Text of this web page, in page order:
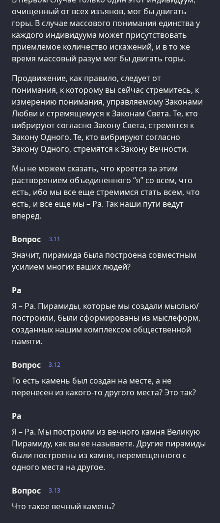
очищенный от всех изъянов, мог бы двигать
горы. В случае массового понимания единства у
каждого индивидуума может присутствовать
приемлемое количество искажений, и в то же
время массовый разум мог бы двигать горы.
Продвижение, как правило, следует от
понимания, к которому вы сейчас стремитесь, к
измерению понимания, управляемому Законами
Любви и стремящемуся к Законам Света. Те, кто
вибрируют согласно Закону Света, стремятся к
Закону Одного. Те, кто вибрируют согласно
Закону Одного, стремятся к Закону Вечности.
Мы не можем сказать, что кроется за этим
растворением объединенного “я” со всем, что
есть, ибо мы все еще стремимся стать всем, что
есть, и все еще мы – Ра. Так наши пути ведут
вперед.
3.11
Вопрос
Значит, пирамида была построена совместным
усилием многих ваших людей?
Ра
Я – Ра. Пирамиды, которые мы создали мыслью/
построили, были сформированы из мыслеформ,
созданных нашим комплексом общественной
памяти.
3.12
Вопрос
То есть камень был создан на месте, а не
перенесен из какого-то другого места? Это так?
Ра
Я – Ра. Мы построили из вечного камня Великую
Пирамиду, как вы ее называете. Другие пирамиды
были построены из камня, перемещенного с
одного места на другое.
3.13
Вопрос
Что такое вечный камень?